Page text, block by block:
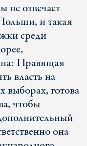
отвечает
и такая
среди
Правящая
власть на
выборах, готова
чтобы
она